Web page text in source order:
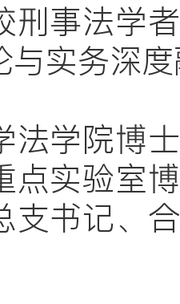
刑事法学
与实务深
法学院博
点实验室
支书记、